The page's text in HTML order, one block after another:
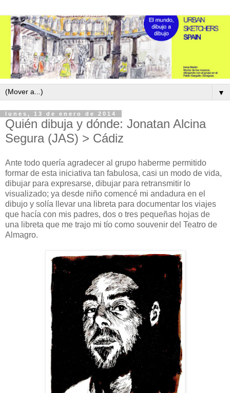
▼
lunes, 13 de enero de 2014
Quién dibuja y dónde: Jonatan Alcina
Segura (JAS) > Cádiz
Ante todo quería agradecer al grupo haberme permitido
formar de esta iniciativa tan fabulosa, casi un modo de vida,
dibujar para expresarse, dibujar para retransmitir lo
visualizado; ya desde niño comencé mi andadura en el
dibujo y solía llevar una libreta para documentar los viajes
que hacía con mis padres, dos o tres pequeñas hojas de
una libreta que me trajo mi tío como souvenir del Teatro de
Almagro.